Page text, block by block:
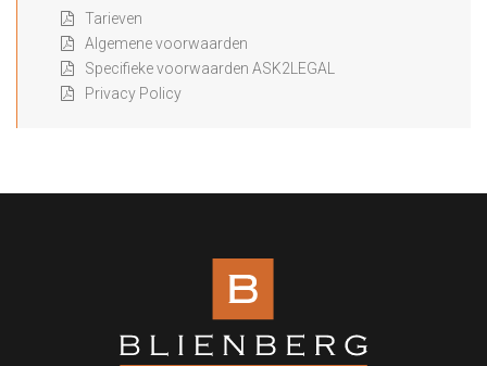
Tarieven
Algemene voorwaarden
Specifieke voorwaarden ASK2LEGAL
Privacy Policy